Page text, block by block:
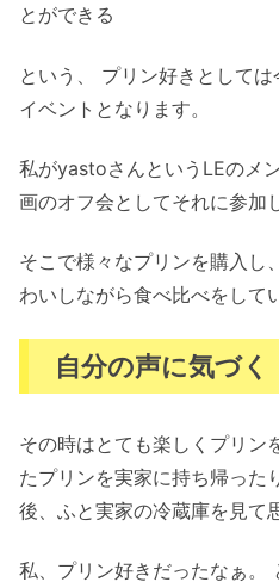
とができる
という、 プリン好きとして
イベントとなります。
私がyastoさんというLEのメ
画のオフ会としてそれに参加
そこで様々なプリンを購入し
わいしながら食べ比べをして
自分の声に気づく
その時はとても楽しくプリン
たプリンを実家に持ち帰った
後、ふと実家の冷蔵庫を見て
私、プリン好きだったなぁ。